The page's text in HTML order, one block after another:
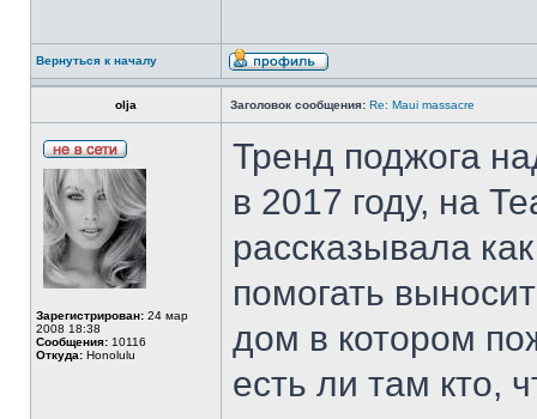
Вернуться к началу
olja Заголовок сообщения: Re: Maui massacre
Зарегистрирован: 24 мар
2008 18:38
Сообщения: 10116
Откуда: Honolulu
Тренд поджога
в 2017 году, на
рассказывала
помогать
дом в котором
есть ли там кто,